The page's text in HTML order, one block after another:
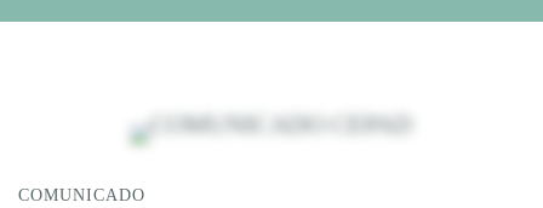
Comunicado|Jalisco
COMUNICADO